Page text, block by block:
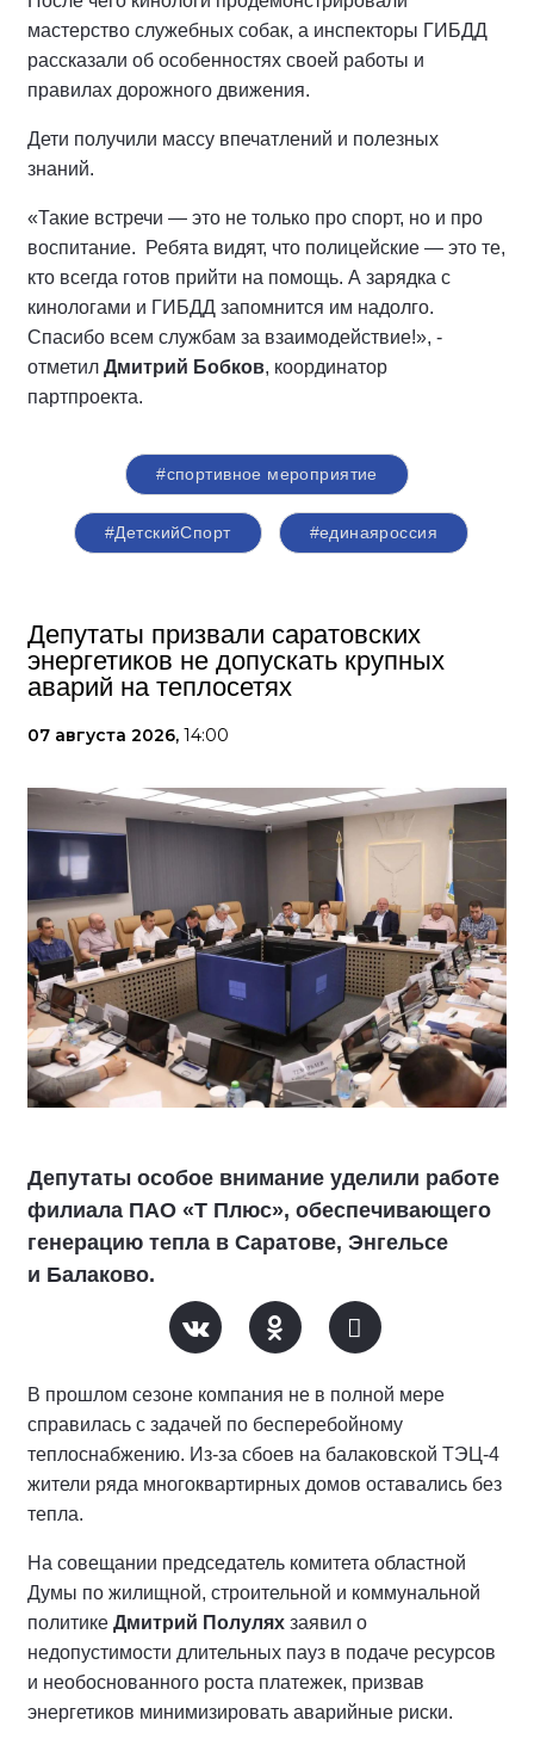
мастерство служебных собак, а инспекторы ГИБДД
рассказали об особенностях своей работы и
правилах дорожного движения.
Дети получили массу впечатлений и полезных
знаний.
«Такие встречи — это не только про спорт, но и про
воспитание. Ребята видят, что полицейские — это те,
кто всегда готов прийти на помощь. А зарядка с
кинологами и ГИБДД запомнится им надолго.
Спасибо всем службам за взаимодействие!», -
отметил Дмитрий Бобков, координатор
партпроекта.
#спортивное мероприятие
#ДетскийСпорт #единаяроссия
Депутаты призвали саратовских
энергетиков не допускать крупных
аварий на теплосетях
07 августа 2026, 14:00
Депутаты особое внимание уделили работе
филиала ПАО «Т Плюс», обеспечивающего
генерацию тепла в Саратове, Энгельсе
и Балаково.
В прошлом сезоне компания не в полной мере
справилась с задачей по бесперебойному
теплоснабжению. Из-за сбоев на балаковской ТЭЦ-4
жители ряда многоквартирных домов оставались без
тепла.
На совещании председатель комитета областной
Думы по жилищной, строительной и коммунальной
политике Дмитрий Полулях заявил о
недопустимости длительных пауз в подаче ресурсов
и необоснованного роста платежек, призвав
энергетиков минимизировать аварийные риски.